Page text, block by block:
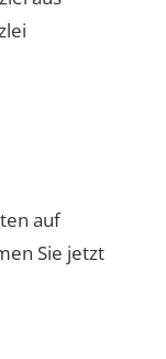
auf
Sie jetzt